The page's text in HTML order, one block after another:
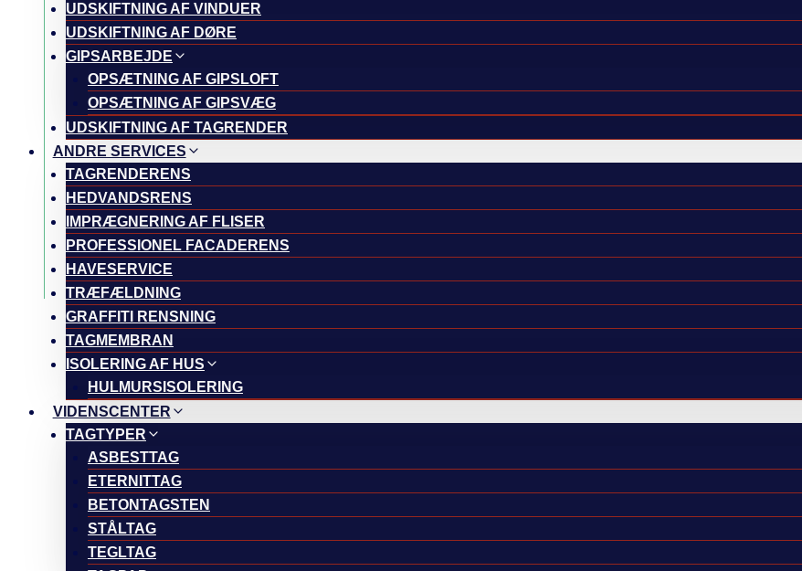
UDSKIFTNING AF VINDUER
UDSKIFTNING AF DØRE
GIPSARBEJDE
OPSÆTNING AF GIPSLOFT
OPSÆTNING AF GIPSVÆG
UDSKIFTNING AF TAGRENDER
ANDRE SERVICES
TAGRENDERENS
HEDVANDSRENS
IMPRÆGNERING AF FLISER
PROFESSIONEL FACADERENS
HAVESERVICE
TRÆFÆLDNING
GRAFFITI RENSNING
TAGMEMBRAN
ISOLERING AF HUS
HULMURSISOLERING
VIDENSCENTER
TAGTYPER
ASBESTTAG
ETERNITTAG
BETONTAGSTEN
STÅLTAG
TEGLTAG